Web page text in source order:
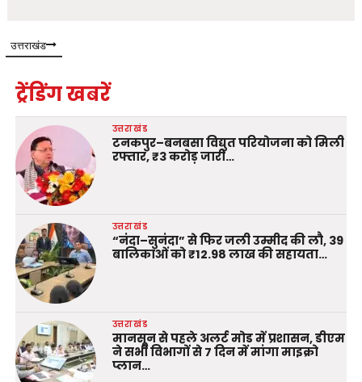
उत्तराखंड
ट्रेंडिंग खबरें
उत्तराखंड
टनकपुर–बनबसा विद्युत परियोजना को मिली
रफ्तार, ₹3 करोड़ जारी…
उत्तराखंड
“नंदा–सुनंदा” से फिर जली उम्मीद की लौ, 39
बालिकाओं को ₹12.98 लाख की सहायता…
उत्तराखंड
मानसून से पहले अलर्ट मोड में प्रशासन, डीएम
ने सभी विभागों से 7 दिन में मांगा माइक्रो
प्लान…